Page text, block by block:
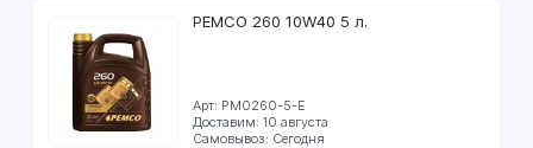
PEMCO 260 10W40 5 л.
Арт: PM0260-5-E
Доставим: 10 августа
Самовывоз: Сегодня